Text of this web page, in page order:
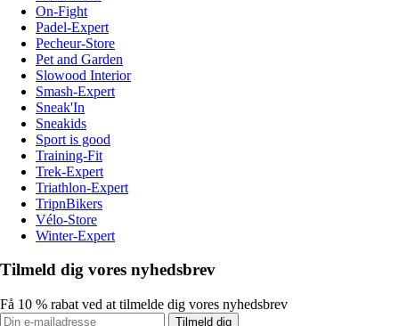
On-Fight
Padel-Expert
Pecheur-Store
Pet and Garden
Slowood Interior
Smash-Expert
Sneak'In
Sneakids
Sport is good
Training-Fit
Trek-Expert
Triathlon-Expert
TripnBikers
Vélo-Store
Winter-Expert
Tilmeld dig vores nyhedsbrev
Få 10 % rabat ved at tilmelde dig vores nyhedsbrev
Tilmeld dig